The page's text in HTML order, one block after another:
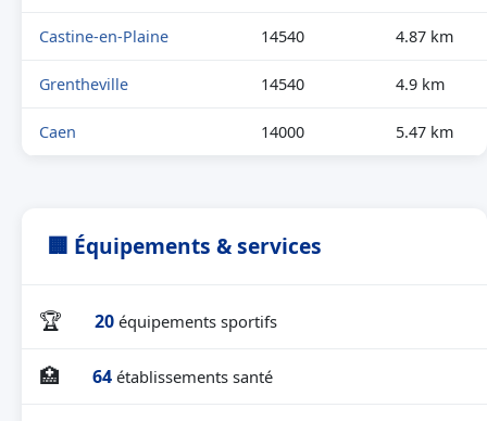
Castine-en-Plaine 14540 4.87 km
Grentheville 14540 4.9 km
Caen 14000 5.47 km
🏢 Équipements & services
🏆 20 équipements sportifs
🏥 64 établissements santé